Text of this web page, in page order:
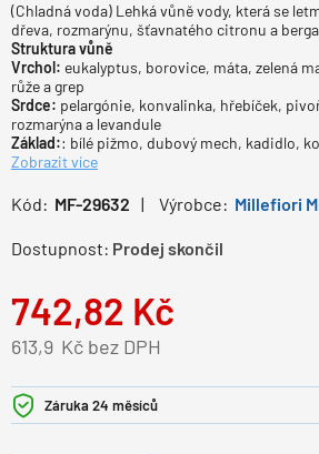
(Chladná voda) Lehká vůně vody, která se
dřeva, rozmarýnu, šťavnatého citronu a
Struktura vůně
Vrchol: eukalyptus, borovice, máta, zelená
růže a grep
Srdce: pelargónie, konvalinka, hřebíček,
rozmarýna a levandule
Základ:: bílé pižmo, dubový mech, kadidlo,
Zobrazit více
Kód: MF-29632 Výrobce: Millefiori
Dostupnost: Prodej skončil
742,82 Kč
Kč bez DPH
613,9
Záruka 24 měsíců